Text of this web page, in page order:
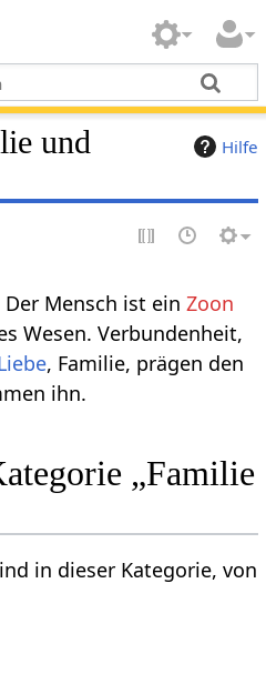
Hilfe
und
Der Mensch ist einZoon
Wesen. Verbundenheit,
, Familie, prägen den
ihn.
„Familie
in dieser Kategorie, von